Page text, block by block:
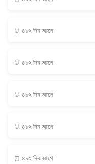
⏰ ৪৮২ দিন আগে
⏰ ৪৮২ দিন আগে
⏰ ৪৮২ দিন আগে
⏰ ৪৮২ দিন আগে
⏰ ৪৮২ দিন আগে